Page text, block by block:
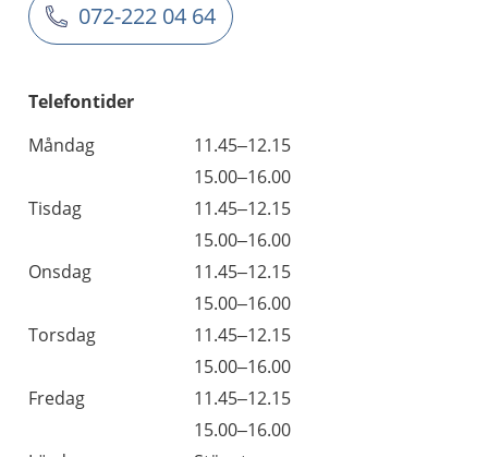
072-222 04 64
Telefontider
Måndag
11.45–12.15
15.00–16.00
Tisdag
11.45–12.15
15.00–16.00
Onsdag
11.45–12.15
15.00–16.00
Torsdag
11.45–12.15
15.00–16.00
Fredag
11.45–12.15
15.00–16.00